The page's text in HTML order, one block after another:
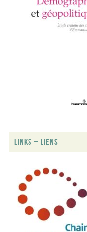
LINKS – LIENS